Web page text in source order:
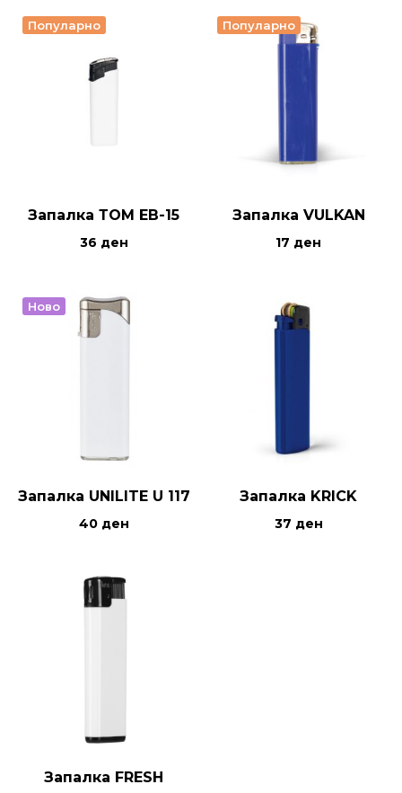
Популарно
Запалка ТОМ ЕВ-15
36 ден
Популарно
Запалка VULKAN
17 ден
Ново
Запалка UNILITE U 117
40 ден
Запалка KRICK
37 ден
Запалка FRESH